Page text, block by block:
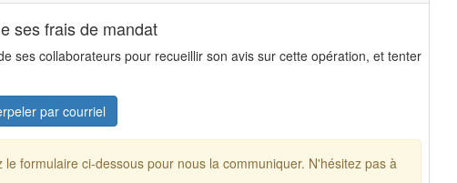
ses frais de mandat
ses collaborateurs pour recueillir son avis sur cette opération, et tenter
par courriel
formulaire ci-dessous pour nous la communiquer. N'hésitez pas à